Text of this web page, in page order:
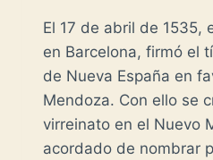
El 17 de abril de 1535,
en Barcelona, firmó el
de Nueva España en
Mendoza. Con ello se
virreinato en el Nuevo
acordado de nombrar